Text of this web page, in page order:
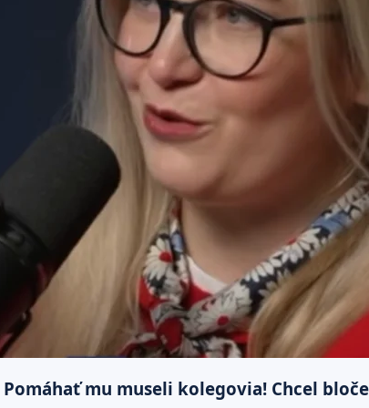
mu museli kolegovia! Chcel